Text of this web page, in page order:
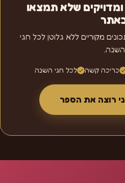
שלא תמצאו
לכולם" — 90 מתכונים מקוריים ללא גלוטן לכל חגי
השנה.
כריכה קשה לכל חגי השנה
רוצה את הספר